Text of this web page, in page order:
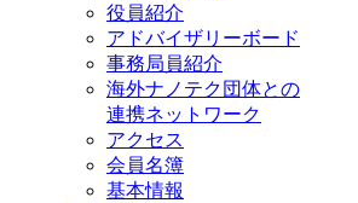
役員紹介
アドバイザリーボード
事務局員紹介
海外ナノテク団体との
連携ネットワーク
アクセス
会員名簿
基本情報